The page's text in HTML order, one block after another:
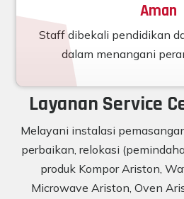
Aman
Staff dibekali pendidikan
dalam menangani
Layanan Service
Melayani instalasi
perbaikan, relokasi
produk Kompor Ariston,
Microwave Ariston, Oven